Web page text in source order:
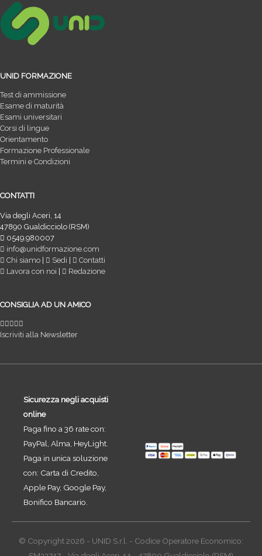
UNID FORMAZIONE
Test di ammissione
Esame di maturità
Esami universitari
Corsi di lingue
Orientamento
Formazione Professionale
Termini e Condizioni
CONTATTI
Via degli Aceri, 14
47890 Gualdicciolo (RSM)
0549.980007
info@unidformazione.com
Chi siamo | Sedi |
Contatti
Lavora con noi | Redazione
CONSIGLIA AD UN AMICO
Iscriviti alla Newsletter
Sicurezza negli acquisti
online
Paga fino a 36 rate con:
PayPal, Alma, HeyLight.
Paga in unica soluzione
con: Carta di Credito,
Apple Pay, Google Pay,
Bonifico Bancario.
© Copyright 2026 - UNID S.r.l. - Codice Operatore Economico: